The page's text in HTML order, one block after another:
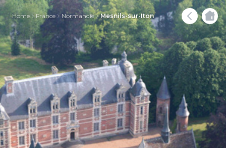
Home France Normandie Mesnils-sur-Iton